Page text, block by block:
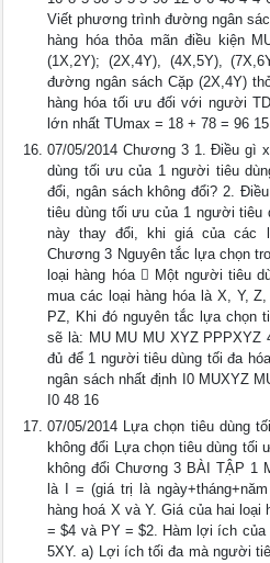
Viết phương trình đường ngân
hàng hóa thỏa mãn điều kiện
(1X,2Y); (2X,4Y), (4X,5Y),
đường ngân sách Cặp (2X,4Y)
hàng hóa tối ưu đối với người
lớn nhất TUmax = 18 + 78 = 96 15
07/05/2014 Chương 3 1. Điều gì
dùng tối ưu của 1 người tiêu
đổi, ngân sách không đổi? 2.
tiêu dùng tối ưu của 1 người tiêu
này thay đổi, khi giá của các
Chương 3 Nguyên tắc lựa chọn
loại hàng hóa  Một người tiêu
mua các loại hàng hóa là X, Y,
PZ, Khi đó nguyên tắc lựa chọn
sẽ là: MU MU MU XYZ
đủ để 1 người tiêu dùng tối đa
ngân sách nhất định I0 MUXYZ
I0 48 16
07/05/2014 Lựa chọn tiêu dùng
không đổi Lựa chọn tiêu dùng tối
không đổi Chương 3 BÀI TẬP 1
là I = (giá trị là
hàng hoá X và Y. Giá của hai
= $4 và PY = $2. Hàm lợi ích
5XY. a) Lợi ích tối đa mà người